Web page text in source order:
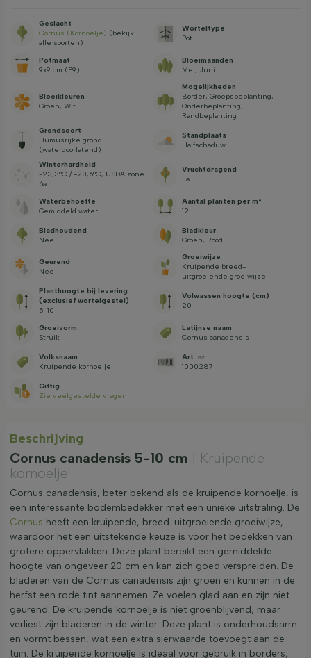
Geslacht
Cornus (Kornoelje) (bekijk
alle soorten)
Worteltype
Pot
Potmaat
9x9 cm (P9)
Bloeimaanden
Mei, Juni
Bloeikleuren
Groen, Wit
Mogelijkheden
Border, Groepsbeplanting,
Onderbeplanting,
Randbeplanting
Grondsoort
Humusrijke grond
(waterdoorlatend)
Standplaats
Halfschaduw
Winterhardheid
-23,3°C / -20,6°C, USDA zone
6a
Vruchtdragend
Ja
Waterbehoefte
Gemiddeld water
Aantal planten per m²
12
Bladhoudend
Nee
Bladkleur
Groen, Rood
Geurend
Nee
Groeiwijze
Kruipende breed-
uitgroeiende groeiwijze
Planthoogte bij levering
(exclusief wortelgestel)
5-10
Volwassen hoogte (cm)
20
Groeivorm
Struik
Latijnse naam
Cornus canadensis
Volksnaam
Kruipende kornoelje
Art. nr.
1000287
Giftig
Zie veelgestelde vragen
Beschrijving
Cornus canadensis 5-10 cm
| Kruipende
kornoelje
Cornus canadensis, beter bekend als de kruipende kornoelje, is
een interessante bodembedekker met een unieke uitstraling. De
Cornus heeft een kruipende, breed-uitgroeiende groeiwijze,
waardoor het een uitstekende keuze is voor het bedekken van
grotere oppervlakken. Deze plant bereikt een gemiddelde
hoogte van ongeveer 20 cm en kan zich goed verspreiden. De
bladeren van de Cornus canadensis zijn groen en kunnen in de
herfst een rode tint aannemen. Ze voelen glad aan en zijn niet
geurend. De kruipende kornoelje is niet groenblijvend, maar
verliest zijn bladeren in de winter. Deze plant is onderhoudsarm
en vormt bessen, wat een extra sierwaarde toevoegt aan de
tuin. De kruipende kornoelje is ideaal voor gebruik in borders,